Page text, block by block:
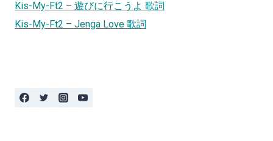
Kis-My-Ft2 – 遊びに行こうよ 歌詞
Kis-My-Ft2 – Jenga Love 歌詞